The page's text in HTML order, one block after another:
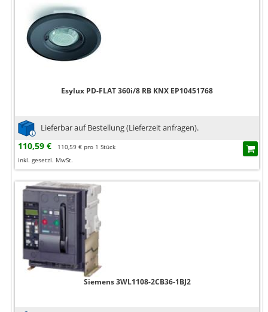
Esylux PD-FLAT 360i/8 RB KNX EP10451768
Lieferbar auf Bestellung (Lieferzeit anfragen).
110,59 €
110,59 € pro 1 Stück
inkl. gesetzl. MwSt.
Siemens 3WL1108-2CB36-1BJ2